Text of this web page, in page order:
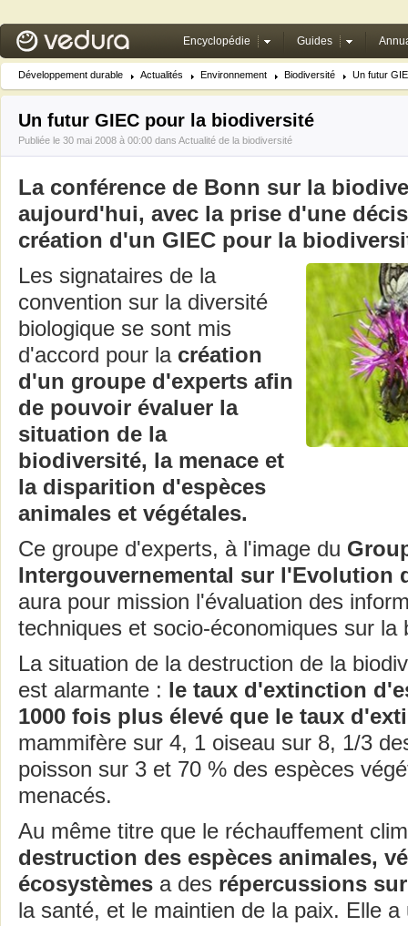
Encyclopédie Guides
Développement durable Actualités Environnement Biodiversité Un futur
Un futur GIEC pour la biodiversité
Publiée le 30 mai 2008 à 00:00 dans Actualité de la biodiversité
La conférence de Bonn sur la
aujourd'hui, avec la prise d'une
création d'un GIEC pour la
Les signataires de la
convention sur la diversité
biologique se sont mis
d'accord pour la création
d'un groupe d'experts afin
de pouvoir évaluer la
situation de la
biodiversité, la menace et
la disparition d'espèces
animales et végétales.
Ce groupe d'experts, à l'image du
Intergouvernemental sur l'Evolution
aura pour mission l'évaluation des
techniques et socio-économiques sur la
La situation de la destruction de la
est alarmante : le taux d'extinction
1000 fois plus élevé que le taux
mammifère sur 4, 1 oiseau sur 8, 1/3
poisson sur 3 et 70 % des espèces
menacés.
Au même titre que le réchauffement
destruction des espèces animales,
écosystèmes a des répercussions
la santé, et le maintien de la paix. Elle